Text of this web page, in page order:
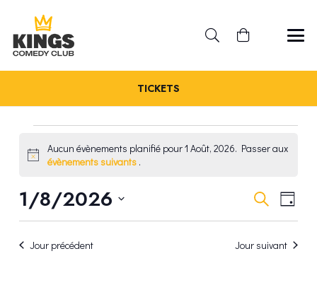
TICKETS
ÉVÈNEMENTS
FOR
1
AOÛT,
Notice
Aucun évènements planifié pour 1 Août, 2026. Passer aux
évènements suivants .
ET
Recherche
DE
Jour
1/8/2026
Sélectionnez
uneJour précédent Jour suivant